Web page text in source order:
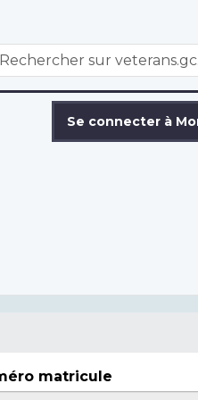
WxT
Se connecter à
matricule